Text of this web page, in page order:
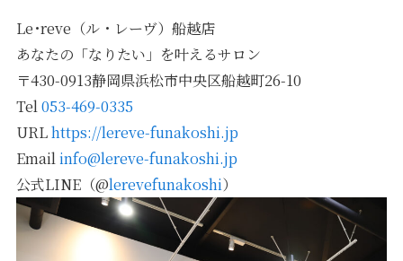
Le･reve（ル・レーヴ）船越店
あなたの「なりたい」を叶えるサロン
〒430-0913静岡県浜松市中央区船越町26-10
Tel 053-469-0335
URLhttps://lereve-funakoshi.jp
Email info@lereve-funakoshi.jp
公式LINE（@lerevefunakoshi）